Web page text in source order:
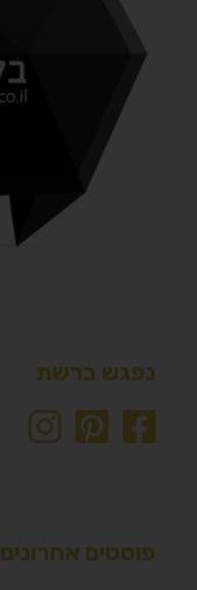
נפגש ברשת
פוסטים אחרונים